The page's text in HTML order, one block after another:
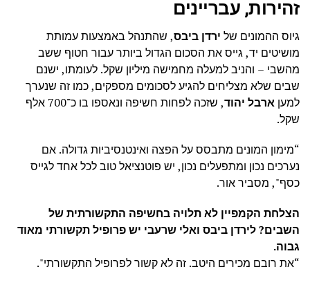
זהירות, עבריינים
גיוס ההמונים של ירדן ביבס, שהתנהל באמצעות עמותת
מושיטים יד, גייס את הסכום הגדול ביותר עבור חטוף ששב
מהשבי – והניב למעלה מחמישה מיליון שקל. לעומתו, ישנם
שבים שלא מצליחים להגיע לסכומים מספקים, כמו זה שנערך
למען ארבל יהוד
, שזכה לפחות חשיפה ונאספו בו כ־700 אלף
שקל.
“מימון המונים מתבסס על הפצה ואינטנסיביות גדולה. אם
נערכים נכון ומתפעלים נכון, יש פוטנציאל טוב לכל אחד לגייס
כסף", מסביר אור.
הצלחת הקמפיין לא תלויה בחשיפה התקשורתית של
השבים? לירדן ביבס ואלי שרעבי יש פרופיל תקשורתי מאוד
גבוה.
“את רובם מכירים היטב. זה לא קשור לפרופיל התקשורתי".